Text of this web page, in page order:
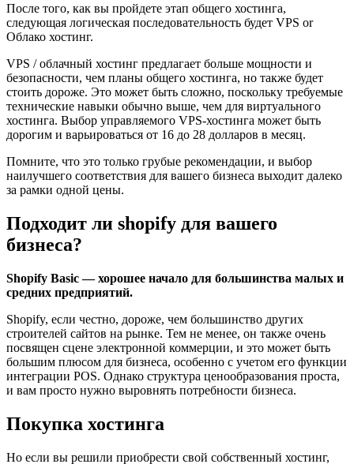
После того, как вы пройдете этап общего хостинга,
следующая логическая последовательность будет VPS or
Облако хостинг.
VPS / облачный хостинг предлагает больше мощности и
безопасности, чем планы общего хостинга, но также будет
стоить дороже. Это может быть сложно, поскольку требуемые
технические навыки обычно выше, чем для виртуального
хостинга. Выбор управляемого VPS-хостинга может быть
дорогим и варьироваться от 16 до 28 долларов в месяц.
Помните, что это только грубые рекомендации, и выбор
наилучшего соответствия для вашего бизнеса выходит далеко
за рамки одной цены.
Подходит ли shopify для вашего
бизнеса?
Shopify Basic — хорошее начало для большинства малых и
средних предприятий.
Shopify, если честно, дороже, чем большинство других
строителей сайтов на рынке. Тем не менее, он также очень
посвящен сцене электронной коммерции, и это может быть
большим плюсом для бизнеса, особенно с учетом его функции
интеграции POS. Однако структура ценообразования проста,
и вам просто нужно выровнять потребности бизнеса.
Покупка хостинга
Но если вы решили приобрести свой собственный хостинг,